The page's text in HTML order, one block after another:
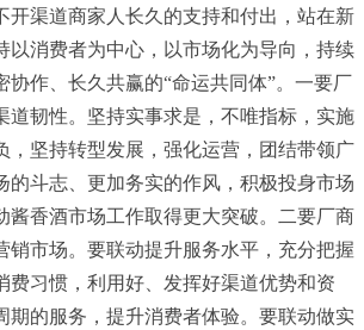
开渠道商家人长久的支持和付出，站在新
以消费者为中心，以市场化为导向，持续
协作、长久共赢的“命运共同体”。一要厂
道韧性。坚持实事求是，不唯指标，实施
，坚持转型发展，强化运营，团结带领广
的斗志、更加务实的作风，积极投身市场
酱香酒市场工作取得更大突破。二要厂商
销市场。要联动提升服务水平，充分把握
费习惯，利用好、发挥好渠道优势和资
期的服务，提升消费者体验。要联动做实